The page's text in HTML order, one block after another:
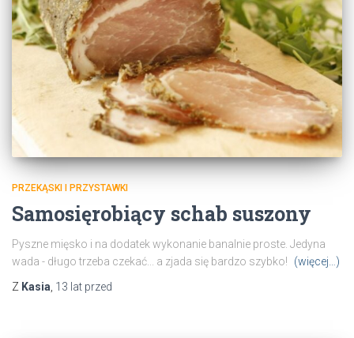
PRZEKĄSKI I PRZYSTAWKI
Samosięrobiący schab suszony
Pyszne mięsko i na dodatek wykonanie banalnie proste. Jedyna
wada - długo trzeba czekać... a zjada się bardzo szybko!
(więcej…)
Z Kasia, 13 lat przed